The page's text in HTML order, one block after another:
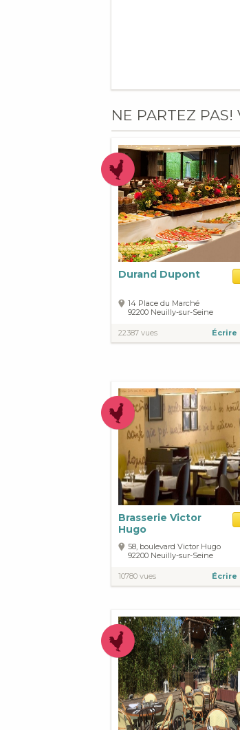
NE PARTEZ PAS!
Durand Dupont
14 Place du Marché
92200 Neuilly-sur-Seine
22387 vues Écrire
Brasserie Victor
Hugo
58, boulevard Victor Hugo
92200 Neuilly-sur-Seine
10780 vues Écrire